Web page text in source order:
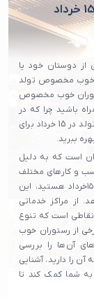
از دوستان خود یا
خوب مخصوص تولد
رستوران خوب مخصوص
باشید چرا که در
این صفحه لیستی از بهترین رستوران های مخصوص تولد در 15 خرداد برای
ببرید.
است که به دلیل
و کارهای مختلف
است. اگر به دنبال رستوران خوب مخصوص تولد در ۱۵خرداد هستید، این
از مراکز خدماتی
است که تنوع
از رستوران خوب
آن‌ها را بررسی
را دارید، آشنایی
۱۵خرداد می‌تواند به شما کمک کند تا